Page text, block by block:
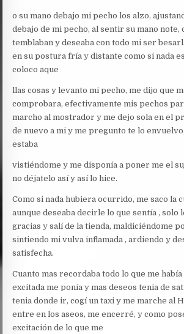
o su mano debajo mi pecho los alzo,
debajo de mi pecho, al sentir su mano note,
temblaban y deseaba con todo mi ser
en su postura fría y distante como si nada
coloco aque
llas cosas y levanto mi pecho, me dijo que
comprobara, efectivamente mis pechos
marcho al mostrador y me dejo sola en el
de nuevo a mi y me pregunto te lo
estaba
vistiéndome y me disponía a poner me el
no déjatelo así y así lo hice.
Como si nada hubiera ocurrido, me saco la
aunque deseaba decirle lo que sentía , solo
gracias y salí de la tienda, maldiciéndome
sintiendo mi vulva inflamada , ardiendo y
satisfecha.
Cuanto mas recordaba todo lo que me
excitada me ponía y mas deseos tenia de
tenia donde ir, cogí un taxi y me marche al
entre en los aseos, me encerré, y como
excitación de lo que me